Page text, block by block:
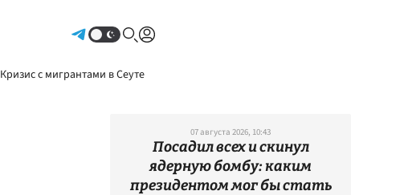
Кризис с мигрантами в Сеуте
07 августа 2026, 10:43
Посадил всех и скинул
ядерную бомбу: каким
президентом мог бы стать